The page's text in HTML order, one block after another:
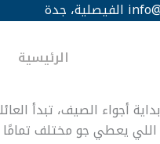
الفيصلية، جدة
الرئيسية
أجواء الصيف، تبدأ
اللي يعطي جو مختلف تمامًا